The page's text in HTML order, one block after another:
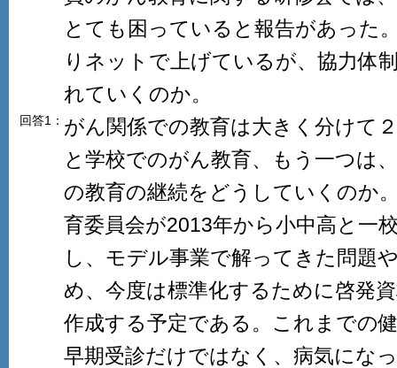
とても困っていると報告があった
りネットで上げているが、協力体
れていくのか。
回答1： がん関係での教育は大きく分けて
と学校でのがん教育、もう一つは
の教育の継続をどうしていくのか
育委員会が2013年から小中高と一
し、モデル事業で解ってきた問題
め、今度は標準化するために啓発
作成する予定である。これまでの
早期受診だけではなく、病気にな